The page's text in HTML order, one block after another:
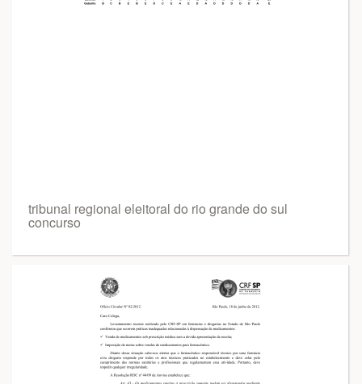
tribunal regional eleitoral do rio grande do sul
concurso